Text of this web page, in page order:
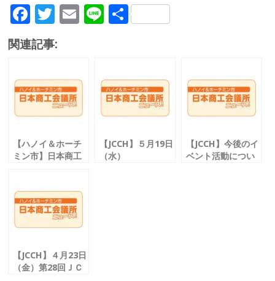
F
ac
e
b
o
o
T
itt
er
E
l
Li 共
関連記事:
【ハノイ＆ホーチ
ミン市】日本商工
【JCCH】５月19日
（水）
【JCCH】今後のイ
ベント活動につい
【JCCH】４月23日
（金）第28回ＪＣ